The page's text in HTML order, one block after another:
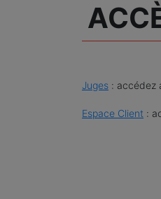
Juges : accédez
Espace Client :